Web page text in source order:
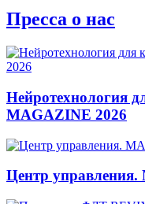
Пресса о нас
Нейротехнология
MAGAZINE 2026
Центр